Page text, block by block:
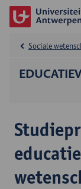
Sociale